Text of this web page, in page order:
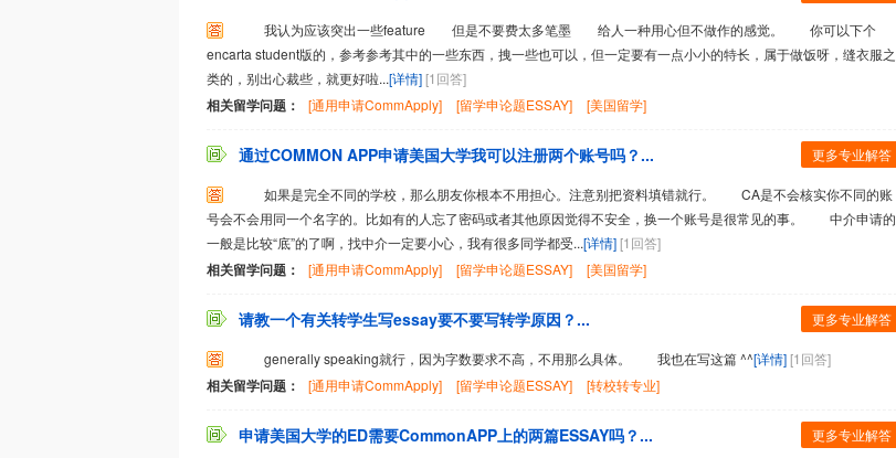
我认为应该突出一些feature 但是不要费太多笔墨 给人一种用心但不做作的感觉。 你可以下个
encarta student版的，参考参考其中的一些东西，拽一些也可以，但一定要有一点小小的特长，属于做饭呀，缝衣服之
类的，别出心裁些，就更好啦...[详情][1回答]
相关留学问题： [通用申请CommApply] [留学申论题ESSAY] [美国留学]
更多专业解答
通过COMMON APP申请美国大学我可以注册两个账号吗？...
如果是完全不同的学校，那么朋友你根本不用担心。注意别把资料填错就行。 CA是不会核实你不同的账
号会不会用同一个名字的。比如有的人忘了密码或者其他原因觉得不安全，换一个账号是很常见的事。 中介申请的
一般是比较“底”的了啊，找中介一定要小心，我有很多同学都受...[详情][1回答]
相关留学问题： [通用申请CommApply] [留学申论题ESSAY] [美国留学]
更多专业解答
请教一个有关转学生写essay要不要写转学原因？...
generally speaking就行，因为字数要求不高，不用那么具体。 我也在写这篇 ^^[详情][1回答]
相关留学问题： [通用申请CommApply] [留学申论题ESSAY] [转校转专业]
更多专业解答
申请美国大学的ED需要CommonAPP上的两篇ESSAY吗？...